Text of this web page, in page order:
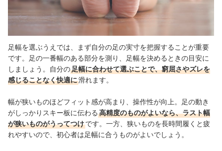
足幅を選ぶうえでは、まず自分の足の実寸を把握することが重要
です。足の一番幅のある部分を測り、足幅を決めるときの目安に
しましょう。自分の足幅に合わせて選ぶことで、窮屈さやズレを
感じることなく快適に滑れます。
幅が狭いものほどフィット感が高まり、操作性が向上。足の動き
がしっかりスキー板に伝わる 高精度のものがよいなら、ラスト幅
が狭いものがうってつけです。一方、狭いものを長時間履くと疲
れやすいので、初心者は足幅に合うものがよいでしょう。